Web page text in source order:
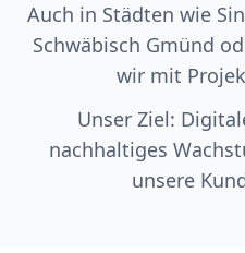
Auch in Städten wie
Schwäbisch Gmünd
wir mit
Unser Ziel:
nachhaltiges
unsere